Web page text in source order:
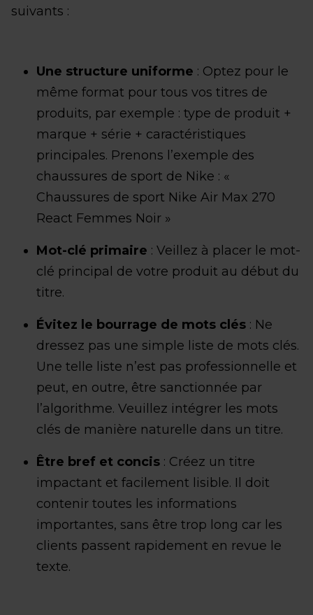
suivants :
Une structure uniforme : Optez pour le
même format pour tous vos titres de
produits, par exemple : type de produit +
marque + série + caractéristiques
principales. Prenons l’exemple des
chaussures de sport de Nike : «
Chaussures de sport Nike Air Max 270
React Femmes Noir »
Mot-clé primaire : Veillez à placer le mot-
clé principal de votre produit au début du
titre.
Évitez le bourrage de mots clés : Ne
dressez pas une simple liste de mots clés.
Une telle liste n’est pas professionnelle et
peut, en outre, être sanctionnée par
l’algorithme. Veuillez intégrer les mots
clés de manière naturelle dans un titre.
Être bref et concis : Créez un titre
impactant et facilement lisible. Il doit
contenir toutes les informations
importantes, sans être trop long car les
clients passent rapidement en revue le
texte.